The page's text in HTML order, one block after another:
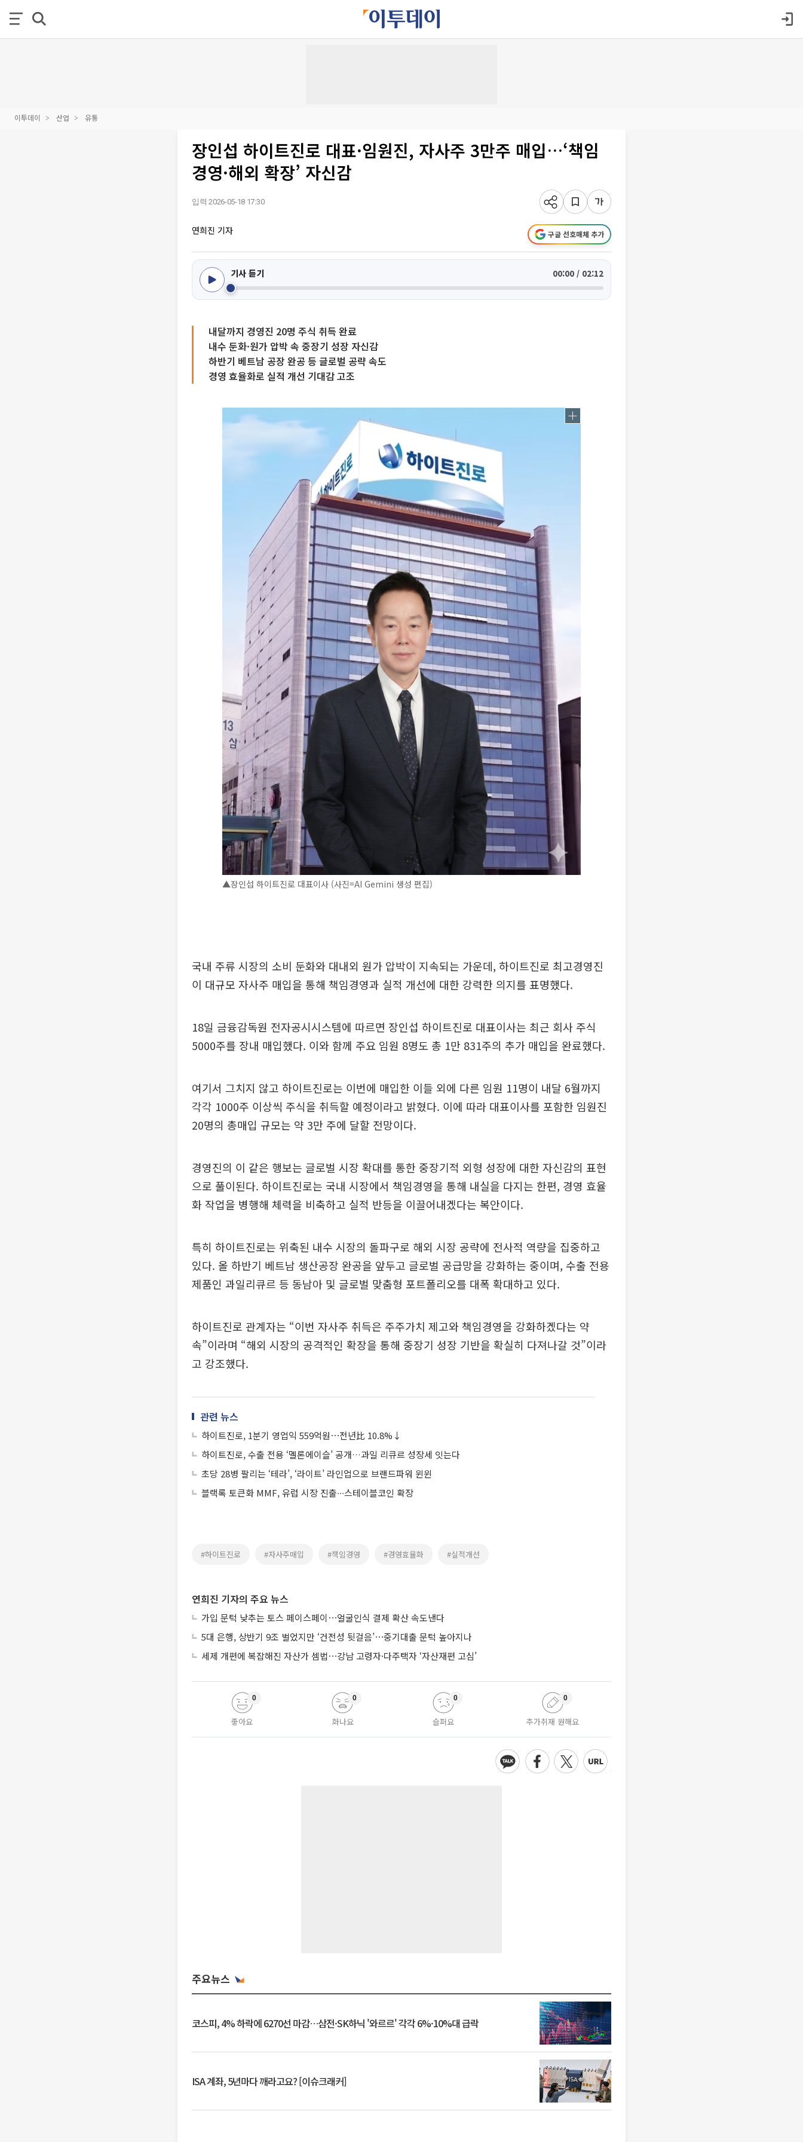
이투데이 산업 유통
장인섭 하이트진로 대표·임원진, 자사주 3만주 매입…‘책임
경영·해외 확장’ 자신감
입력 2026-05-18 17:30
연희진 기자 구글 선호매체 추가
기사 듣기 00:00 / 02:12
내달까지 경영진 20명 주식 취득 완료
내수 둔화·원가 압박 속 중장기 성장 자신감
하반기 베트남 공장 완공 등 글로벌 공략 속도
경영 효율화로 실적 개선 기대감 고조
▲장인섭 하이트진로 대표이사 (사진=AI Gemini 생성 편집)
국내 주류 시장의 소비 둔화와 대내외 원가 압박이 지속되는 가운데, 하이트진로 최고경영진
이 대규모 자사주 매입을 통해 책임경영과 실적 개선에 대한 강력한 의지를 표명했다.
18일 금융감독원 전자공시시스템에 따르면 장인섭 하이트진로 대표이사는 최근 회사 주식
5000주를 장내 매입했다. 이와 함께 주요 임원 8명도 총 1만 831주의 추가 매입을 완료했다.
여기서 그치지 않고 하이트진로는 이번에 매입한 이들 외에 다른 임원 11명이 내달 6월까지
각각 1000주 이상씩 주식을 취득할 예정이라고 밝혔다. 이에 따라 대표이사를 포함한 임원진
20명의 총매입 규모는 약 3만 주에 달할 전망이다.
경영진의 이 같은 행보는 글로벌 시장 확대를 통한 중장기적 외형 성장에 대한 자신감의 표현
으로 풀이된다. 하이트진로는 국내 시장에서 책임경영을 통해 내실을 다지는 한편, 경영 효율
화 작업을 병행해 체력을 비축하고 실적 반등을 이끌어내겠다는 복안이다.
특히 하이트진로는 위축된 내수 시장의 돌파구로 해외 시장 공략에 전사적 역량을 집중하고
있다. 올 하반기 베트남 생산공장 완공을 앞두고 글로벌 공급망을 강화하는 중이며, 수출 전용
제품인 과일리큐르 등 동남아 및 글로벌 맞춤형 포트폴리오를 대폭 확대하고 있다.
하이트진로 관계자는 “이번 자사주 취득은 주주가치 제고와 책임경영을 강화하겠다는 약
속”이라며 “해외 시장의 공격적인 확장을 통해 중장기 성장 기반을 확실히 다져나갈 것”이라
고 강조했다.
관련 뉴스
하이트진로, 1분기 영업익 559억원⋯전년比 10.8%↓
하이트진로, 수출 전용 ‘멜론에이슬’ 공개…과일 리큐르 성장세 잇는다
초당 28병 팔리는 ‘테라’, ‘라이트’ 라인업으로 브랜드파워 윈윈
블랙록 토큰화 MMF, 유럽 시장 진출∙∙∙스테이블코인 확장
#하이트진로 #자사주매입 #책임경영 #경영효율화 #실적개선
연희진 기자의 주요 뉴스
가입 문턱 낮추는 토스 페이스페이⋯얼굴인식 결제 확산 속도낸다
5대 은행, 상반기 9조 벌었지만 ‘건전성 뒷걸음’⋯중기대출 문턱 높아지나
세제 개편에 복잡해진 자산가 셈법⋯강남 고령자·다주택자 ‘자산재편 고심’
좋아요
0
화나요
0
슬퍼요
0
추가취재 원해요
0
주요뉴스
코스피, 4% 하락에 6270선 마감…삼전·SK하닉 '와르르' 각각 6%·10%대 급락
ISA 계좌, 5년마다 깨라고요? [이슈크래커]